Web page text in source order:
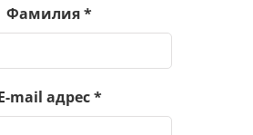
Фамилия*
mail адрес*